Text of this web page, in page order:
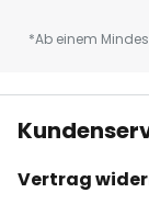
*Ab einem
Vertrag